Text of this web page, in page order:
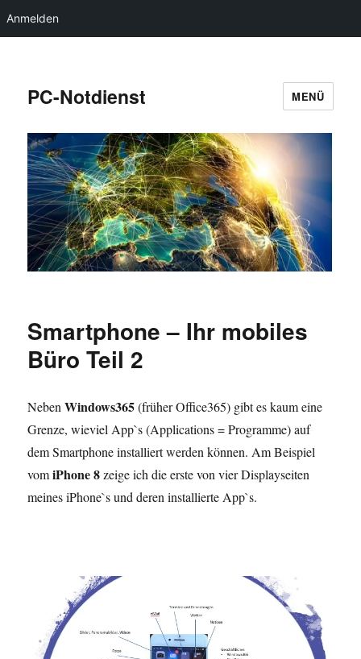
Anmelden
PC-Notdienst MENÜ
Smartphone – Ihr mobiles
Büro Teil 2
NebenWindows365(früher Office365) gibt es kaum eine
Grenze, wieviel App`s (Applications = Programme) auf
dem Smartphone installiert werden können. Am Beispiel
vomiPhone 8zeige ich die erste von vier Displayseiten
meines iPhone`s und deren installierte App`s.